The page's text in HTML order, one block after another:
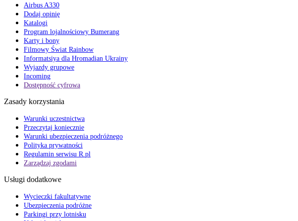
Airbus A330
Dodaj opinię
Katalogi
Program lojalnościowy Bumerang
Karty i bony
Filmowy Świat Rainbow
Informatsiya dla Hromadian Ukrainy
Wyjazdy grupowe
Incoming
Dostępność cyfrowa
Zasady korzystania
Warunki uczestnictwa
Przeczytaj koniecznie
Warunki ubezpieczenia podróżnego
Polityka prywatności
Regulamin serwisu R.pl
Zarządzaj zgodami
Usługi dodatkowe
Wycieczki fakultatywne
Ubezpieczenia podróżne
Parkingi przy lotnisku